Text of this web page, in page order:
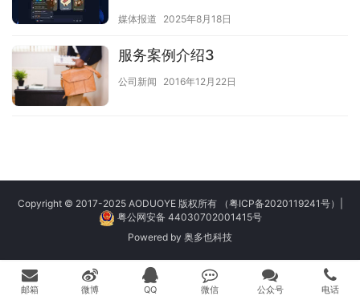
ChatGPT 更宽松
媒体报道 2025年8月18日
服务案例介绍3
公司新闻 2016年12月22日
Copyright © 2017-2025 AODUOYE 版权所有 （粤ICP备2020119241号）
粤公网安备 44030702001415号
Powered by 奥多也科技
邮箱 微博 QQ 微信 公众号 电话